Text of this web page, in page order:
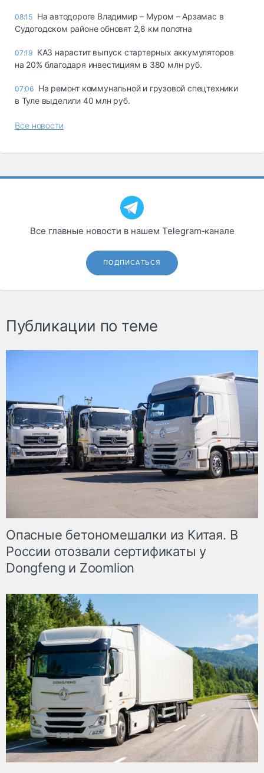
08:15 На автодороге Владимир – Муром – Арзамас в
Судогодском районе обновят 2,8 км полотна
07:19 КАЗ нарастит выпуск стартерных аккумуляторов
на 20% благодаря инвестициям в 380 млн руб.
07:06 На ремонт коммунальной и грузовой спецтехники
в Туле выделили 40 млн руб.
Все новости
Все главные новости в нашем Telegram‑канале
ПОДПИСАТЬСЯ
Публикации по теме
Опасные бетономешалки из Китая. В
России отозвали сертификаты у
Dongfeng и Zoomlion